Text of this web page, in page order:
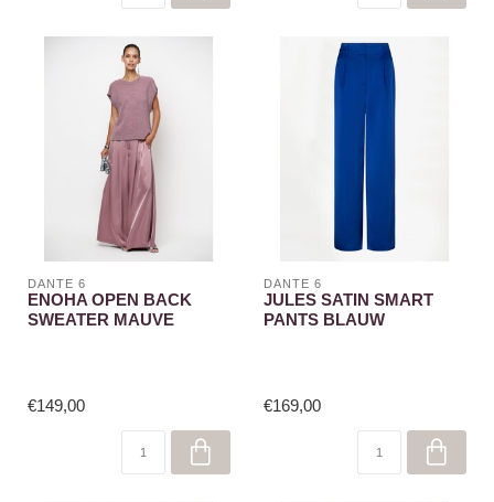
DANTE 6
ENOHA OPEN BACK
SWEATER MAUVE
€149,00
DANTE 6
JULES SATIN SMART
PANTS BLAUW
€169,00